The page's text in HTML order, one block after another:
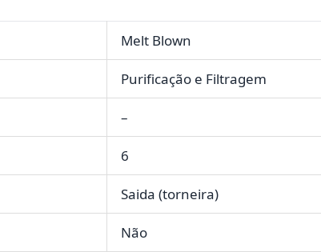
Melt Blown
Purificação e Filtragem
–
6
Saida (torneira)
Não